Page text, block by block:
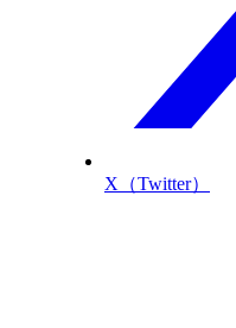
X（Twitter）